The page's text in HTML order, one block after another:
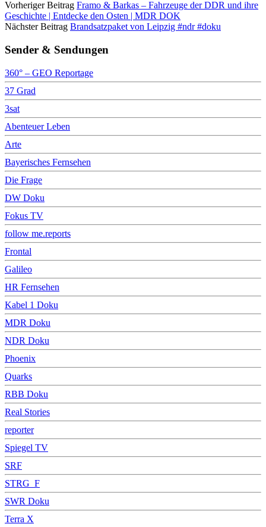
Vorheriger Beitrag Framo & Barkas – Fahrzeuge der DDR und ihre
Geschichte | Entdecke den Osten | MDR DOK
Nächster Beitrag Brandsatzpaket von Leipzig #ndr #doku
Sender & Sendungen
360° – GEO Reportage
37 Grad
3sat
Abenteuer Leben
Arte
Bayerisches Fernsehen
Die Frage
DW Doku
Fokus TV
follow me.reports
Frontal
Galileo
HR Fernsehen
Kabel 1 Doku
MDR Doku
NDR Doku
Phoenix
Quarks
RBB Doku
Real Stories
reporter
Spiegel TV
SRF
STRG_F
SWR Doku
Terra X